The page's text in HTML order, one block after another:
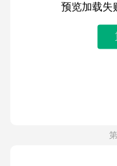
预览加载失